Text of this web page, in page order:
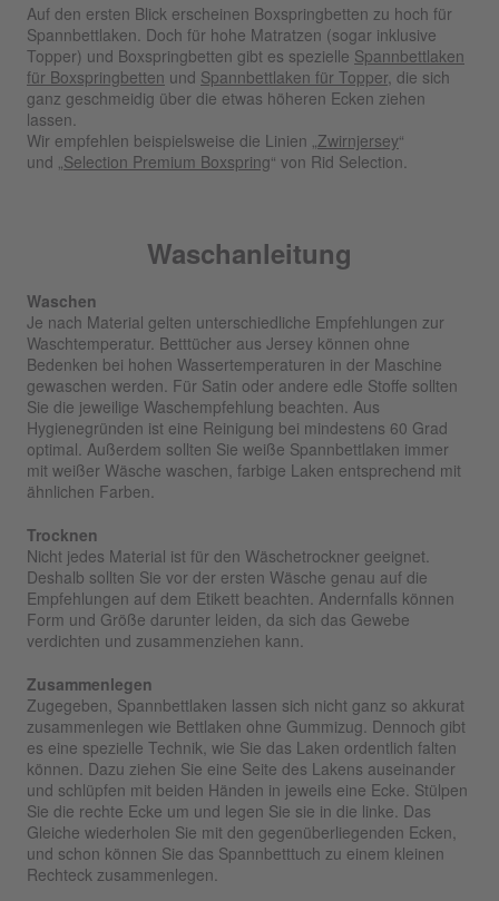
Auf den ersten Blick erscheinen Boxspringbetten zu hoch für
Spannbettlaken. Doch für hohe Matratzen (sogar inklusive
Topper) und Boxspringbetten gibt es spezielle Spannbettlaken
für Boxspringbetten und Spannbettlaken für Topper, die sich
ganz geschmeidig über die etwas höheren Ecken ziehen
lassen.
Wir empfehlen beispielsweise die Linien „Zwirnjersey“
und „Selection Premium Boxspring“ von Rid Selection.
Waschanleitung
Waschen
Je nach Material gelten unterschiedliche Empfehlungen zur
Waschtemperatur. Betttücher aus Jersey können ohne
Bedenken bei hohen Wassertemperaturen in der Maschine
gewaschen werden. Für Satin oder andere edle Stoffe sollten
Sie die jeweilige Waschempfehlung beachten. Aus
Hygienegründen ist eine Reinigung bei mindestens 60 Grad
optimal. Außerdem sollten Sie weiße Spannbettlaken immer
mit weißer Wäsche waschen, farbige Laken entsprechend mit
ähnlichen Farben.
Trocknen
Nicht jedes Material ist für den Wäschetrockner geeignet.
Deshalb sollten Sie vor der ersten Wäsche genau auf die
Empfehlungen auf dem Etikett beachten. Andernfalls können
Form und Größe darunter leiden, da sich das Gewebe
verdichten und zusammenziehen kann.
Zusammenlegen
Zugegeben, Spannbettlaken lassen sich nicht ganz so akkurat
zusammenlegen wie Bettlaken ohne Gummizug. Dennoch gibt
es eine spezielle Technik, wie Sie das Laken ordentlich falten
können. Dazu ziehen Sie eine Seite des Lakens auseinander
und schlüpfen mit beiden Händen in jeweils eine Ecke. Stülpen
Sie die rechte Ecke um und legen Sie sie in die linke. Das
Gleiche wiederholen Sie mit den gegenüberliegenden Ecken,
und schon können Sie das Spannbetttuch zu einem kleinen
Rechteck zusammenlegen.